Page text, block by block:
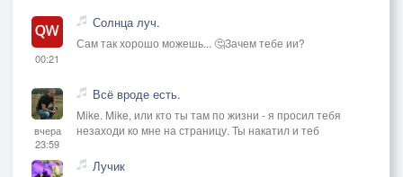
00:21
Солнца луч.
Сам так хорошо можешь... 🤔Зачем тебе ии?
вчера
23:59
Всё вроде есть.
Mike. Mike, или кто ты там по жизни - я просил тебя
незаходи ко мне на страницу. Ты накатил и теб
Лучик